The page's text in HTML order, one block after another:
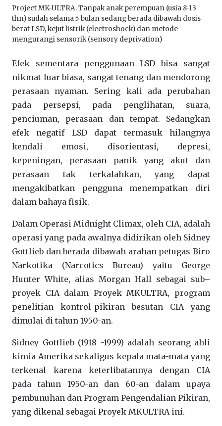
Project MK-ULTRA. Tanpak anak perempuan (usia 8-13
thn) sudah selama 5 bulan sedang berada dibawah dosis
berat LSD, kejut listrik (electroshock) dan metode
mengurangi sensorik (sensory deprivation)
Efek sementara penggunaan LSD bisa sangat
nikmat luar biasa, sangat tenang dan mendorong
perasaan nyaman. Sering kali ada perubahan
pada persepsi, pada penglihatan, suara,
penciuman, perasaan dan tempat. Sedangkan
efek negatif LSD dapat termasuk hilangnya
kendali emosi, disorientasi, depresi,
kepeningan, perasaan panik yang akut dan
perasaan tak terkalahkan, yang dapat
mengakibatkan pengguna menempatkan diri
dalam bahaya fisik.
Dalam Operasi Midnight Climax, oleh CIA, adalah
operasi yang pada awalnya didirikan oleh Sidney
Gottlieb dan berada dibawah arahan petugas Biro
Narkotika (Narcotics Bureau) yaitu George
Hunter White, alias Morgan Hall sebagai sub–
proyek CIA dalam Proyek MKULTRA, program
penelitian kontrol-pikiran besutan CIA yang
dimulai di tahun 1950-an.
Sidney Gottlieb (1918 -1999) adalah seorang ahli
kimia Amerika sekaligus kepala mata-mata yang
terkenal karena keterlibatannya dengan CIA
pada tahun 1950-an dan 60-an dalam upaya
pembunuhan dan Program Pengendalian Pikiran,
yang dikenal sebagai Proyek MKULTRA ini.